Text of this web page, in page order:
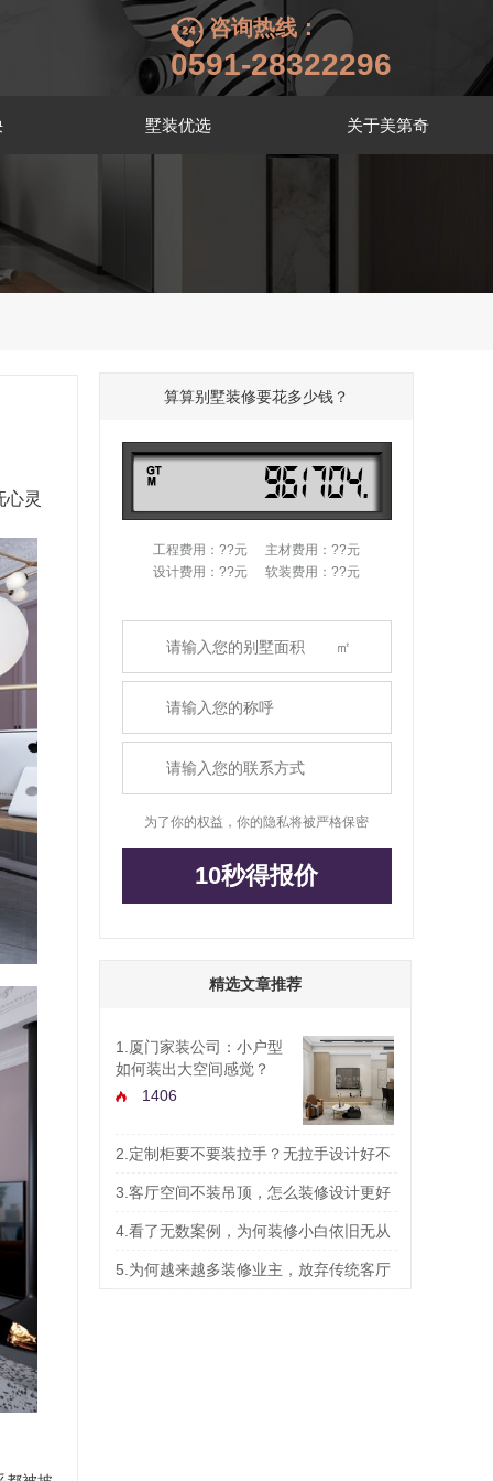
咨询热线：
0591-28322296
墅装优选 关于美第奇
灵
算算别墅装修要花多少钱？
工程费用：??元
主材费用：??元
设计费用：??元
软装费用：??元
为了你的权益，你的隐私将被严格保密
10秒得报价
精选文章推荐
1.厦门家装公司：小户型
如何装出大空间感觉？
1406
2.定制柜要不要装拉手？无拉手设计好不
好？
1429
3.客厅空间不装吊顶，怎么装修设计更好
看？
1389
4.看了无数案例，为何装修小白依旧无从
下手？
5.为何越来越多装修业主，放弃传统客厅